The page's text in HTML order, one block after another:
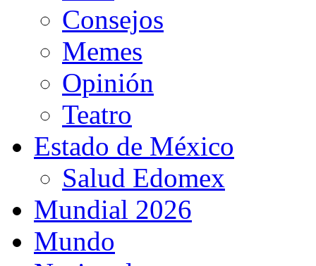
Consejos
Memes
Opinión
Teatro
Estado de México
Salud Edomex
Mundial 2026
Mundo